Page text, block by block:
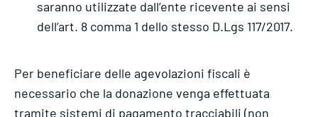
saranno utilizzate dall’ente ricevente ai sensi
dell’art. 8 comma 1 dello stesso D.Lgs 117/2017.
Per beneficiare delle agevolazioni fiscali è
necessario che la donazione venga effettuata
tramite sistemi di pagamento tracciabili (non